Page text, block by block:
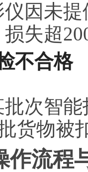
因未
失超
不合格
次智
货物被
作流程